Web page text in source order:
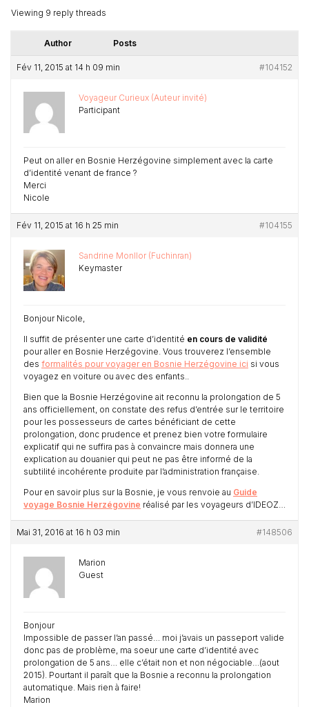
Viewing 9 reply threads
Author Posts
Fév 11, 2015 at 14 h 09 min #104152
Voyageur Curieux (Auteur invité)
Participant
Peut on aller en Bosnie Herzégovine simplement avec la carte
d’identité venant de france ?
Merci
Nicole
Fév 11, 2015 at 16 h 25 min #104155
Sandrine Monllor (Fuchinran)
Keymaster
Bonjour Nicole,
Il suffit de présenter une carte d’identité en cours de validité
pour aller en Bosnie Herzégovine. Vous trouverez l’ensemble
des formalités pour voyager en Bosnie Herzégovine ici si vous
voyagez en voiture ou avec des enfants..
Bien que la Bosnie Herzégovine ait reconnu la prolongation de 5
ans officiellement, on constate des refus d’entrée sur le territoire
pour les possesseurs de cartes bénéficiant de cette
prolongation, donc prudence et prenez bien votre formulaire
explicatif qui ne suffira pas à convaincre mais donnera une
explication au douanier qui peut ne pas être informé de la
subtilité incohérente produite par l’administration française.
Pour en savoir plus sur la Bosnie, je vous renvoie au Guide
voyage Bosnie Herzégovine réalisé par les voyageurs d’IDEOZ…
Mai 31, 2016 at 16 h 03 min #148506
Marion
Guest
Bonjour
Impossible de passer l’an passé… moi j’avais un passeport valide
donc pas de problème, ma soeur une carte d’identité avec
prolongation de 5 ans… elle c’était non et non négociable…(aout
2015). Pourtant il paraît que la Bosnie a reconnu la prolongation
automatique. Mais rien à faire!
Marion